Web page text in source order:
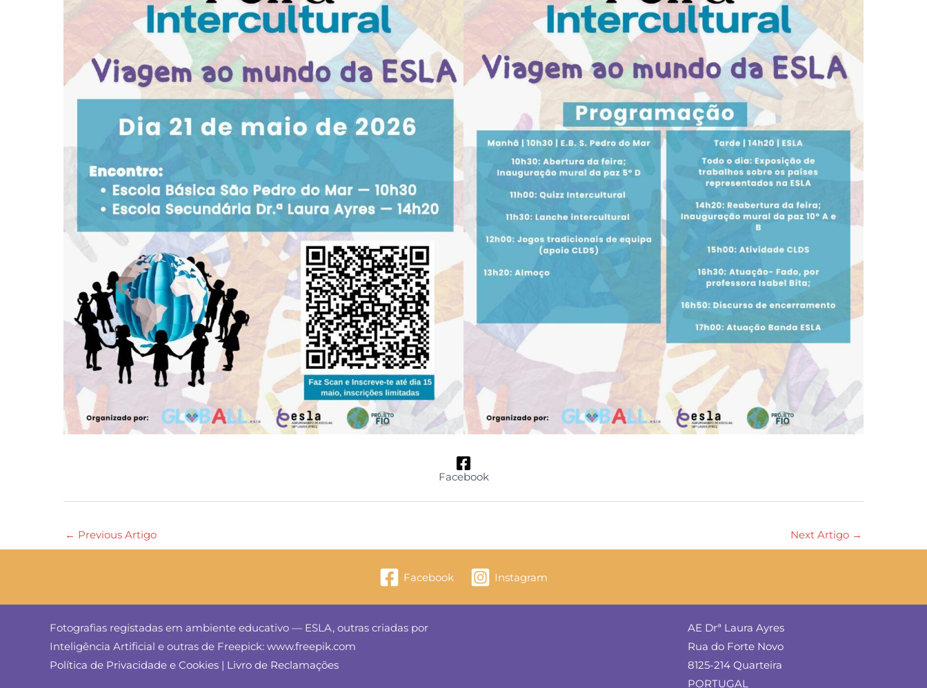
Facebook
← Previous Artigo Next Artigo →
Facebook Instagram
Fotografias registadas em ambiente educativo — ESLA, outras criadas por
Inteligência Artificial e outras de Freepick: www.freepik.com
Política de Privacidade e Cookies | Livro de Reclamações
AE Drª Laura Ayres
Rua do Forte Novo
8125-214 Quarteira
PORTUGAL